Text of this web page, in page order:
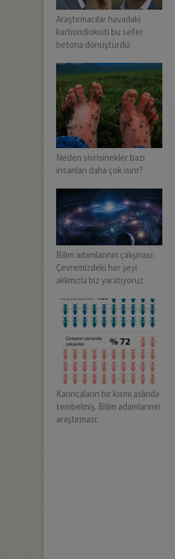
Araştırmacılar havadaki
karbondioksiti bu sefer
betona dönüştürdü:
Neden sivrisinekler bazı
insanları daha çok ısırır?
Bilim adamlarının çalışması:
Çevremizdeki her şeyi
aklımızla biz yaratıyoruz.
Karıncaların bir kısmı aslında
tembelmiş. Bilim adamlarının
araştırması: